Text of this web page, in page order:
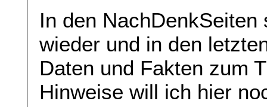
In den
wieder und in den
Daten und Fakten zum
Hinweise will ich hier